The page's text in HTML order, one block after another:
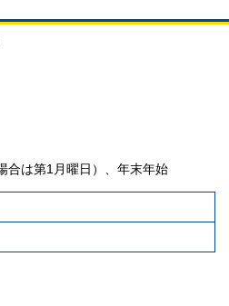
は第1月曜日）、年末年始